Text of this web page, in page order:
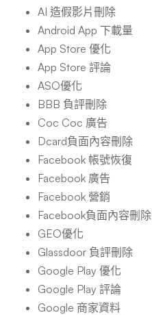
AI 造假影片刪除
Android App 下載量
App Store 優化
App Store 評論
ASO優化
BBB 負評刪除
Coc Coc 廣告
Dcard負面內容刪除
Facebook 帳號恢復
Facebook 廣告
Facebook 營銷
Facebook負面內容刪除
GEO優化
Glassdoor 負評刪除
Google Play 優化
Google Play 評論
Google 商家資料